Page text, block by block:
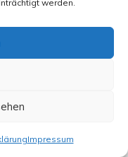
werden.
Impressum
und
, schon bei den
Inhalte